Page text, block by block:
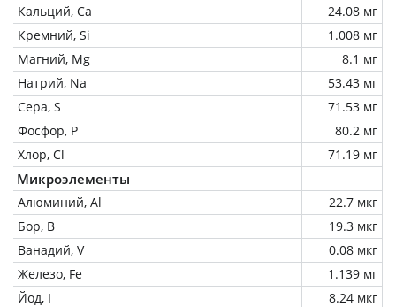
Кальций, Ca
24.08 мг
Кремний, Si
1.008 мг
Магний, Mg
8.1 мг
Натрий, Na
53.43 мг
Сера, S
71.53 мг
Фосфор, P
80.2 мг
Хлор, Cl
71.19 мг
Микроэлементы
Алюминий, Al
22.7 мкг
Бор, B
19.3 мкг
Ванадий, V
0.08 мкг
Железо, Fe
1.139 мг
Йод, I
8.24 мкг